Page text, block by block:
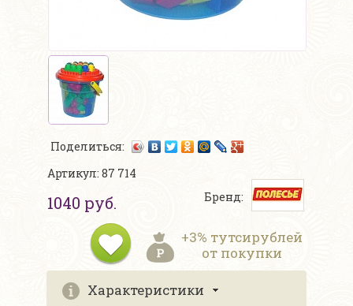
Поделиться:
Артикул: 87 714
1040 руб. Бренд:
+3% тутсирублей
от покупки
Характеристики